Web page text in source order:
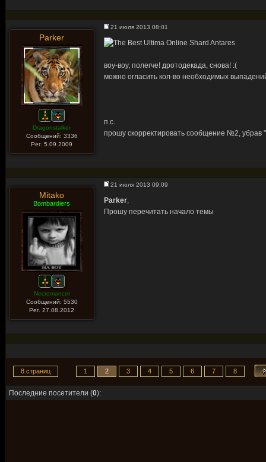
Parker
Dragonstalker
Сообщений: 3336
Рег. 5.09.2009
21 июля 2013 08:01
воу-воу, полегче! дротодекада, снова! :(
можно огласить кол-во необходимых
п.с.
прошу скорректировать сообщение №2, убрав
Mitako
Bombardiers
Necromancer
Сообщений: 5530
Рег. 27.08.2012
21 июля 2013 09:09
Parker,
Прошу перечитать начало темы
8 страниц 1 2 3 4 5 6 7 8
Последние посетители (0):